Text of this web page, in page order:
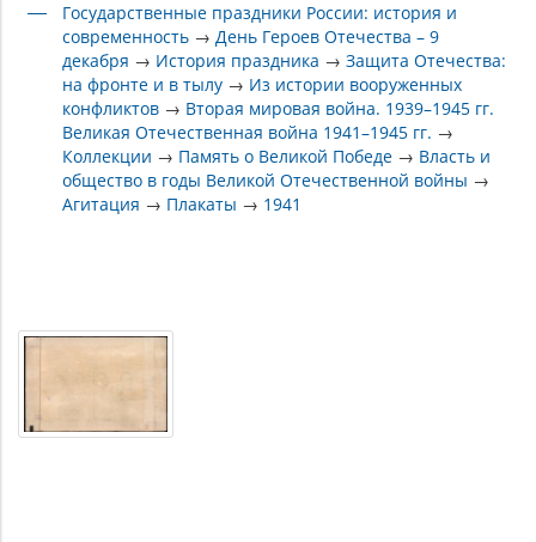
Государственные праздники России: история и
современность →День Героев Отечества – 9
декабря → История праздника →Защита Отечества:
на фронте и в тылу → Из истории вооруженных
конфликтов → Вторая мировая война. 1939–1945 гг.
Великая Отечественная война 1941–1945 гг. →
Коллекции → Память о Великой Победе → Власть и
общество в годы Великой Отечественной войны →
Агитация → Плакаты → 1941